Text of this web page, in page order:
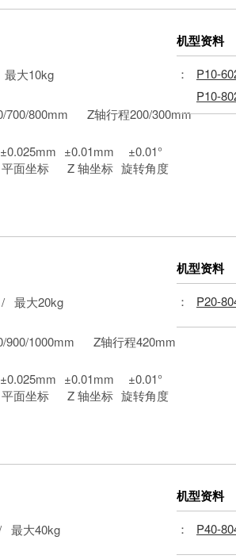
大10kg
700/800mm Z轴行程200/300mm
±0.025mm ±0.01mm
±0.01°
平面坐标
Z 轴坐标 旋转角度
机型资料
： P10-
P10-
最大20kg
900/1000mm Z轴行程420mm
±0.025mm ±0.01mm
±0.01°
平面坐标
Z 轴坐标 旋转角度
机型资料
： P20-
最大40kg
机型资料
： P40-